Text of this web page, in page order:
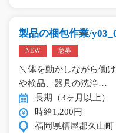
製品の梱包作業/
NEW 急募
＼体を動かしながら働
や検品、器具の洗浄…
長期（3ヶ月以上）
時給1,200円
福岡県糟屋郡久山町